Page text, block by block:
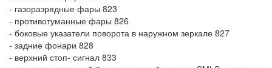
- газоразрядные фары 823
- противотуманные фары 826
- боковые указатели поворота в наружном зеркале 827
- задние фонари 828
- верхний стоп- сигнал 833